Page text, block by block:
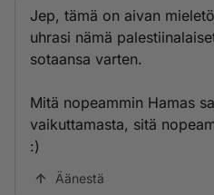
Jep, tämä on aivan
uhrasi nämä
sotaansa varten.
Mitä nopeammin Hamas
vaikuttamasta, sitä
:)
Äänestä